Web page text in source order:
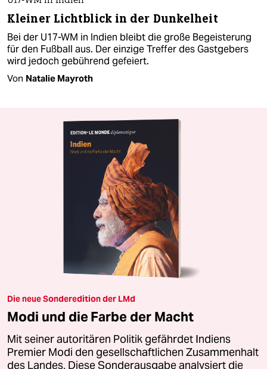
Kleiner Lichtblick in der Dunkelheit
Bei der U17-WM in Indien bleibt die große Begeisterung
für den Fußball aus. Der einzige Treffer des Gastgebers
wird jedoch gebührend gefeiert.
Von Natalie Mayroth
Die neue Sonderedition der LMd
Modi und die Farbe der Macht
Mit seiner autoritären Politik gefährdet Indiens
Premier Modi den gesellschaftlichen Zusammenhalt
des Landes. Diese Sonderausgabe analysiert die